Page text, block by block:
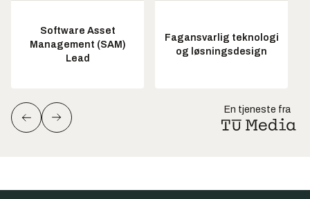
Software Asset
Management (SAM)
Lead
Fagansvarlig teknologi
og løsningsdesign
En tjeneste fra